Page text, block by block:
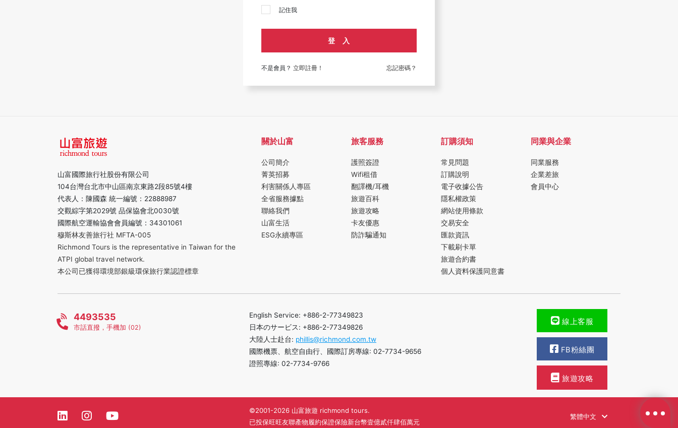
記住我
登 入
不是會員？ 立即註冊！ 忘記密碼？
山富國際旅行社股份有限公司
104台灣台北市中山區南京東路2段85號4樓
代表人：陳國森 統一編號：22888987
交觀綜字第2029號 品保協會北0030號
國際航空運輸協會會員編號：34301061
穆斯林友善旅行社 MFTA-005
Richmond Tours is the representative in Taiwan for the
ATPI global travel network.
本公司已獲得環境部銀級環保旅行業認證標章
關於山富
公司簡介
菁英招募
利害關係人專區
全省服務據點
聯絡我們
山富生活
ESG永續專區
旅客服務
護照簽證
Wifi租借
翻譯機/耳機
旅遊百科
旅遊攻略
卡友優惠
防詐騙通知
訂購須知
常見問題
訂購說明
電子收據公告
隱私權政策
網站使用條款
交易安全
匯款資訊
下載刷卡單
旅遊合約書
個人資料保護同意書
同業與企業
同業服務
企業差旅
會員中心
4493535
市話直撥，手機加 (02)
English Service: +886-2-77349823
日本のサービス: +886-2-77349826
大陸人士赴台: phillis@richmond.com.tw
國際機票、航空自由行、國際訂房專線: 02-7734-9656
證照專線: 02-7734-9766
線上客服
FB粉絲團
旅遊攻略
©2001-2026 山富旅遊 richmond tours.
已投保旺旺友聯產物履約保證保險新台幣壹億貳仟肆佰萬元
繁體中文